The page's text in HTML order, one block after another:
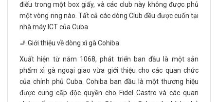
điếu trong một box giấy, và các club này không được phủ
một vòng ring nào. Tất cả các dòng Club đều được cuốn tại
nhà máy ICT của Cuba.
🚬 Giới thiệu về dòng xì gà Cohiba
Xuất hiện từ năm 1068, phát triển ban đầu là một sản
phẩm xì gà ngoại giao vừa giới thiệu cho các quan chức
của chính phủ Cuba. Cohiba ban đầu là một thương hiệu
được cung cấp độc quyền cho Fidel Castro và các quan